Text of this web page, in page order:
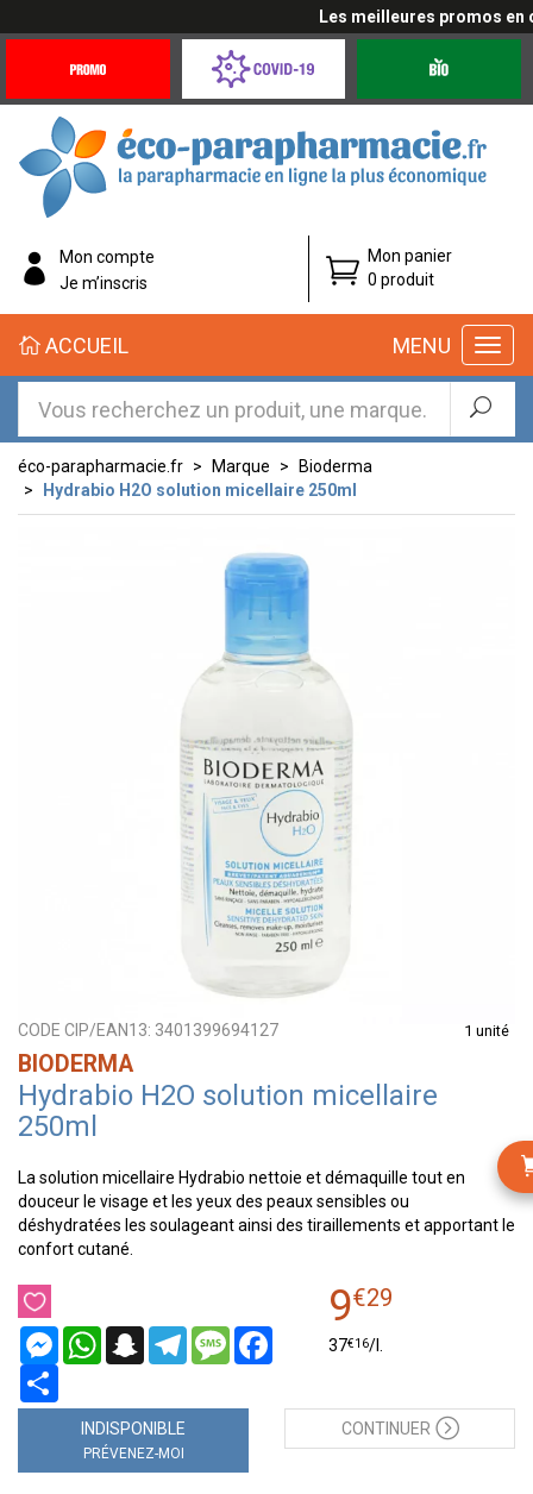
Les meilleures promos en
Offres
Coronavirus
éco-
parapharmacie.fr
éco-
parapharmacie.fr
Mon compte
Je m’inscris
Mon panier
0 produit
MENU
ACCUEIL
éco-parapharmacie.fr Marque
Bioderma
Hydrabio H2O solution micellaire 250ml
CODE CIP/EAN13: 3401399694127 1 unité
BIODERMA
Hydrabio H2O solution micellaire
250ml
La solution micellaire Hydrabio nettoie et démaquille tout en
douceur le visage et les yeux des peaux sensibles ou
déshydratées les soulageant ainsi des tiraillements et apportant le
confort cutané.
MessengerWhatsAppSnapchatTelegramMessageFacebook
9€29
37€16/
INDISPONIBLE
PRÉVENEZ-MOI
CONTINUER